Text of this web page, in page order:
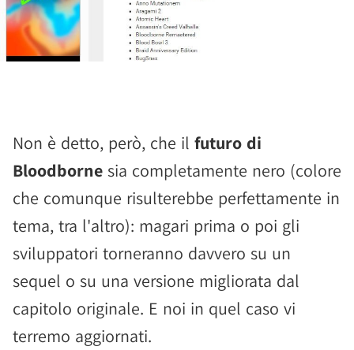
Non è detto, però, che il futuro di
Bloodborne sia completamente nero (colore
che comunque risulterebbe perfettamente in
tema, tra l'altro): magari prima o poi gli
sviluppatori torneranno davvero su un
sequel o su una versione migliorata dal
capitolo originale. E noi in quel caso vi
terremo aggiornati.